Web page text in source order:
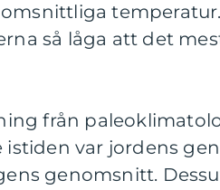
så låga att det
från
istiden var jordens
genomsnitt.